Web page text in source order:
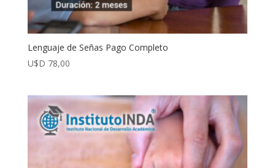
Lenguaje de Señas Pago Completo
U$D 78,00